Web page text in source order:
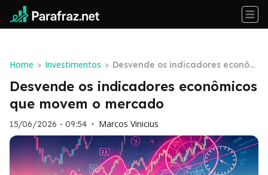
Home > Investimentos > Desvende os indicadores econôm
icos que movem o mercado
Desvende os indicadores econômicos
que movem o mercado
15/06/2026 - 09:54 • Marcos Vinicius